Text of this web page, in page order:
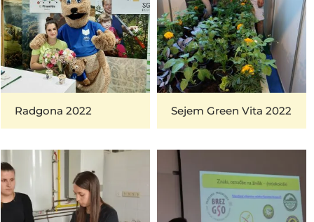
Radgona 2022 Sejem Green Vita 2022